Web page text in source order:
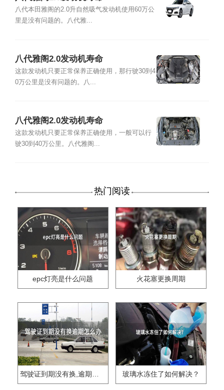
八代本田雅阁的2.0升自然吸气发动机使用60万公
里是没有问题的。八代雅...
八代雅阁2.0发动机寿命
这款发动机只要正常保养正确使用，那行驶30到4
0万公里是没有问题的。八...
八代雅阁2.0发动机寿命
这款发动机只要正常保养正确使用，一般可以行
驶30到40万公里。八代雅阁...
热门阅读
epc灯亮是什么问题 火花塞更换周期
驾驶证到期没有换,逾期怎么办?? 玻璃水冻住了如何解决？